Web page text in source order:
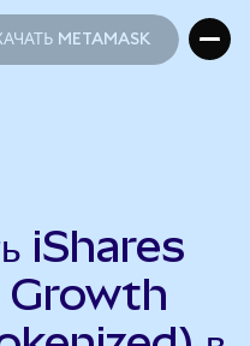
METAMASK
iShares
Growth